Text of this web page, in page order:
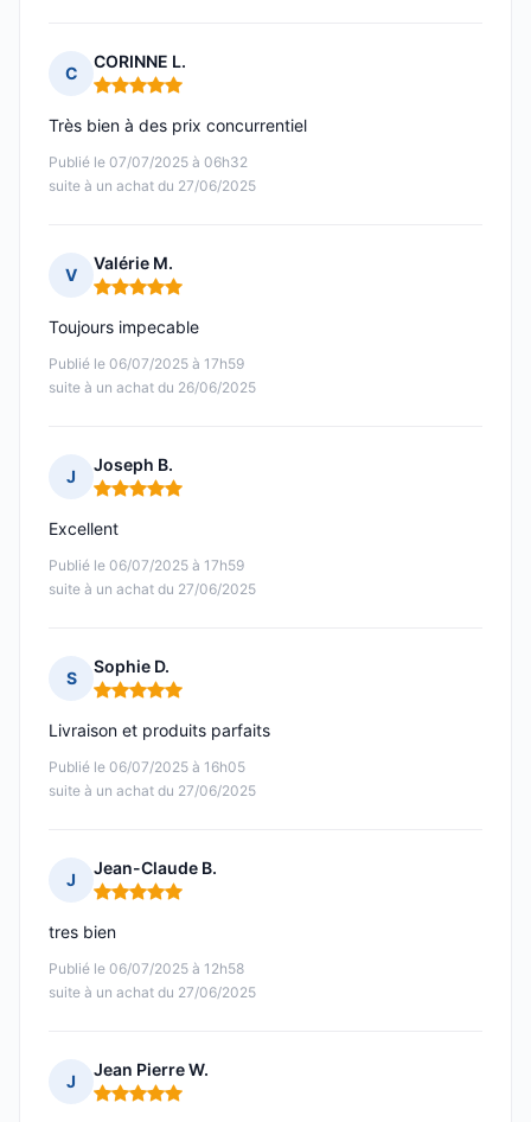
C
CORINNE L.
Note : 5 sur 5
Publié le 07/07/2025 à 06h32
suite à un achat du 27/06/2025
Très bien à des prix concurrentiel
V
Valérie M.
Note : 5 sur 5
Publié le 06/07/2025 à 17h59
suite à un achat du 26/06/2025
Toujours impecable
J
Joseph B.
Note : 5 sur 5
Publié le 06/07/2025 à 17h59
suite à un achat du 27/06/2025
Excellent
S
Sophie D.
Note : 5 sur 5
Publié le 06/07/2025 à 16h05
suite à un achat du 27/06/2025
Livraison et produits parfaits
J
Jean-Claude B.
Note : 5 sur 5
Publié le 06/07/2025 à 12h58
suite à un achat du 27/06/2025
tres bien
J
Jean Pierre W.
Note : 5 sur 5